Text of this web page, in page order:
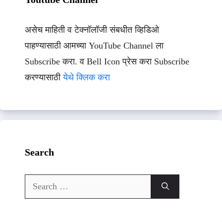
असेच माहिती व टेक्नॉलॉजी संबधीत व्हिडिओ
पाहण्यासाठी आमच्या YouTube Channel ला
Subscribe करा. व Bell Icon प्रेस करा Subscribe
करण्यासाठीयेथे क्लिक करा
Search
Search
for: